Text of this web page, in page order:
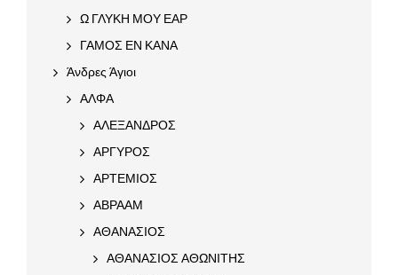
Ω ΓΛΥΚΗ ΜΟΥ ΕΑΡ
ΓΑΜΟΣ ΕΝ ΚΑΝΑ
Άνδρες Άγιοι
ΑΛΦΑ
ΑΛΕΞΑΝΔΡΟΣ
ΑΡΓΥΡΟΣ
ΑΡΤΕΜΙΟΣ
ΑΒΡΑΑΜ
ΑΘΑΝΑΣΙΟΣ
ΑΘΑΝΑΣΙΟΣ ΑΘΩΝΙΤΗΣ